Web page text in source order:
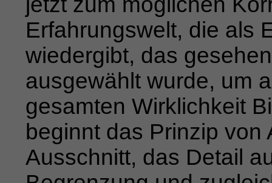
Erfahrungswelt, die als
wiedergibt, das
ausgewählt wurde, um
gesamten Wirklichkeit
beginnt das Prinzip von
Ausschnitt, das Detail